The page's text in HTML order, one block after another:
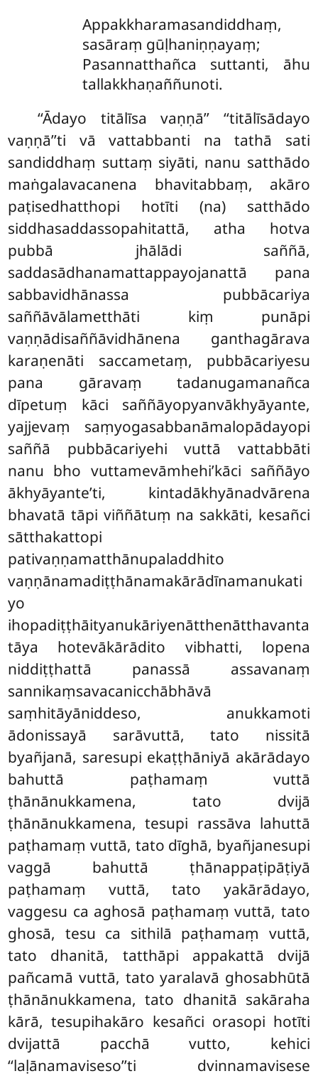
Appakkharamasandiddhaṃ,
sasāraṃ gūḷhaniṇṇayaṃ;
Pasannatthañca suttanti, āhu
tallakkhaṇaññunoti.
‘‘Ādayo titālīsa vaṇṇā’’ ‘‘titālīsādayo
vaṇṇā’’ti vā vattabbanti na tathā sati
sandiddhaṃ suttaṃ siyāti, nanu satthādo
maṅgalavacanena bhavitabbaṃ, akāro
paṭisedhatthopi hotīti (na) satthādo
siddhasaddassopahitattā, atha hotva
pubbā jhālādi saññā,
saddasādhanamattappayojanattā pana
sabbavidhānassa pubbācariya
saññāvālametthāti kiṃ punāpi
vaṇṇādisaññāvidhānena ganthagārava
karaṇenāti saccametaṃ, pubbācariyesu
pana gāravaṃ tadanugamanañca
dīpetuṃ kāci saññāyopyanvākhyāyante,
yajjevaṃ saṃyogasabbanāmalopādayopi
saññā pubbācariyehi vuttā vattabbāti
nanu bho vuttamevāmhehi’kāci saññāyo
ākhyāyante’ti, kintadākhyānadvārena
bhavatā tāpi viññātuṃ na sakkāti, kesañci
sātthakattopi
pativaṇṇamatthānupaladdhito
vaṇṇānamadiṭṭhānamakārādīnamanukati
yo
ihopadiṭṭhāityanukāriyenātthenātthavanta
tāya hotevākārādito vibhatti, lopena
niddiṭṭhattā panassā assavanaṃ
sannikaṃsavacanicchābhāvā
saṃhitāyāniddeso, anukkamoti
ādonissayā sarāvuttā, tato nissitā
byañjanā, saresupi ekaṭṭhāniyā akārādayo
bahuttā paṭhamaṃ vuttā
ṭhānānukkamena, tato dvijā
ṭhānānukkamena, tesupi rassāva lahuttā
paṭhamaṃ vuttā, tato dīghā, byañjanesupi
vaggā bahuttā ṭhānappaṭipāṭiyā
paṭhamaṃ vuttā, tato yakārādayo,
vaggesu ca aghosā paṭhamaṃ vuttā, tato
ghosā, tesu ca sithilā paṭhamaṃ vuttā,
tato dhanitā, tatthāpi appakattā dvijā
pañcamā vuttā, tato yaralavā ghosabhūtā
ṭhānānukkamena, tato dhanitā sakāraha
kārā, tesupihakāro kesañci orasopi hotīti
dvijattā pacchā vutto, kehici
‘‘laḷānamaviseso’’ti dvinnamavisese